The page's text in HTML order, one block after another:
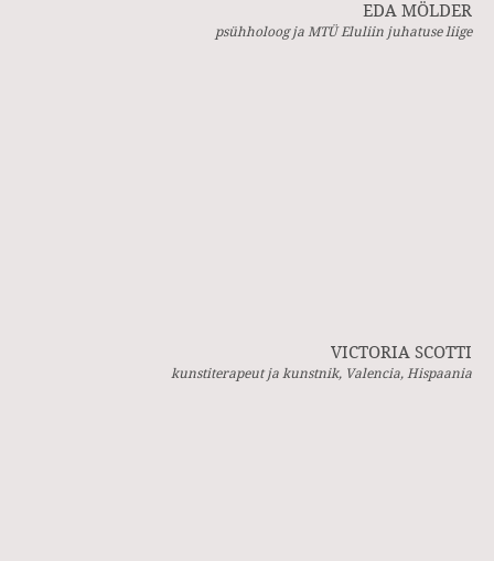
EDA MÖLDER
psühholoog ja MTÜ Eluliin juhatuse liige
VICTORIA SCOTTI
kunstiterapeut ja kunstnik, Valencia, Hispaania